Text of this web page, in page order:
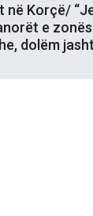
në Korçë/
e
dolëm